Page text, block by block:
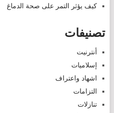
كيف يؤثر التمر على صحة الدماغ
تصنيفات
أنترنيت
إسلاميات
اشهاد واعتراف
التزامات
تنازلات